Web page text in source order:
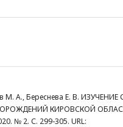
М. А., Береснева Е. В.
КИРОВСКОЙ
№ 2. С. 299-305. URL: